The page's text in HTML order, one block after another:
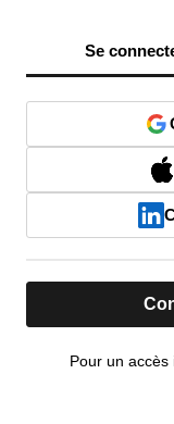
Se
Pour un accès